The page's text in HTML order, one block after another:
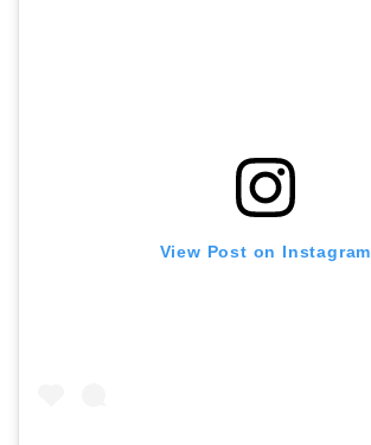
View Post on Instagram